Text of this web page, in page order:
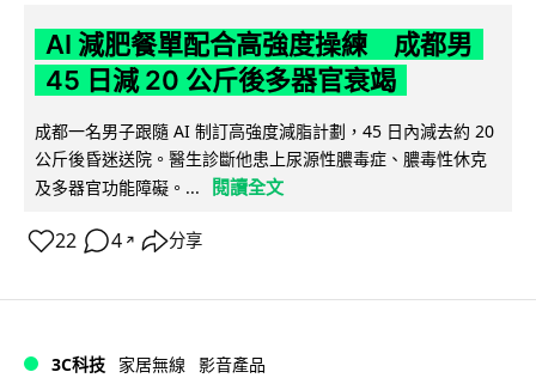
AI 減肥餐單配合高強度操練 成都男
45 日減 20 公斤後多器官衰竭
成都一名男子跟隨 AI 制訂高強度減脂計劃，45 日內減去約 20
公斤後昏迷送院。醫生診斷他患上尿源性膿毒症、膿毒性休克
及多器官功能障礙。...
閱讀全文
22 4 ↗ 分享
3C科技 家居無線 影音產品